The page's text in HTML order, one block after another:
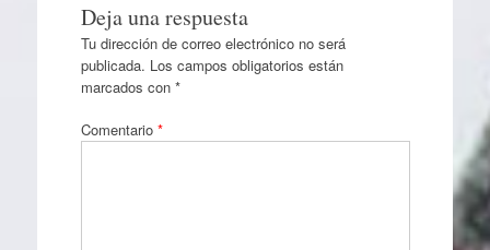
Deja una respuesta
Tu dirección de correo electrónico no será
publicada. Los campos obligatorios están
marcados con *
Comentario *